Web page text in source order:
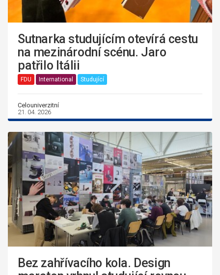
Sutnarka studujícím otevírá cestu
na mezinárodní scénu. Jaro
patřilo Itálii
FDU International Studující
Celouniverzitní
21. 04. 2026
Bez zahřívacího kola. Design